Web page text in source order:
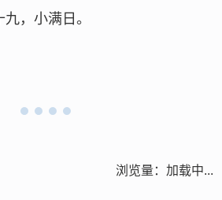
，小满日。
浏览量： 加载中...